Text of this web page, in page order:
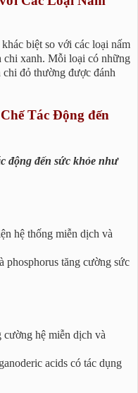
biệt so với các loại nấm
xanh. Mỗi loại có những
đỏ thường được đánh
Tác Động đến
động đến sức khỏe như
hệ thống miễn dịch và
phosphorus tăng cường sức
cường hệ miễn dịch và
acids có tác dụng